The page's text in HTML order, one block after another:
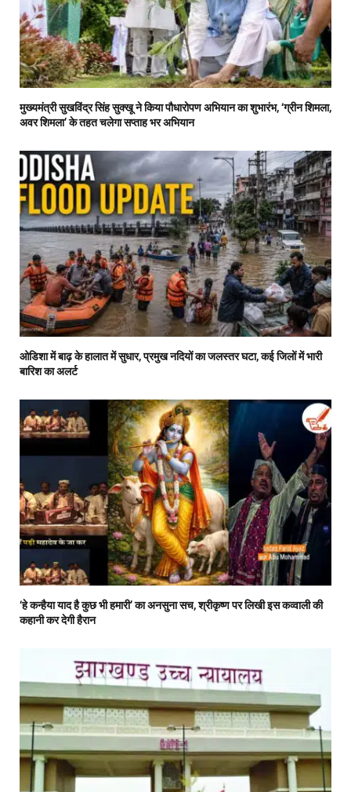
मुख्यमंत्री सुखविंद्र सिंह सुक्खू ने किया पौधारोपण अभियान का शुभारंभ, ‘ग्रीन शिमला,
अवर शिमला’ के तहत चलेगा सप्ताह भर अभियान
ओडिशा में बाढ़ के हालात में सुधार, प्रमुख नदियों का जलस्तर घटा, कई जिलों में भारी
बारिश का अलर्ट
‘हे कन्हैया याद है कुछ भी हमारी’ का अनसुना सच, श्रीकृष्ण पर लिखी इस कव्वाली की
कहानी कर देगी हैरान